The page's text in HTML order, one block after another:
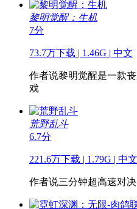
黎明觉醒：生机
7分
73.7万下载 | 1.46G | 中文
作者说黎明觉醒是一款
戏
荒野乱斗
6.7分
221.6万下载 | 1.79G | 中文
作者说三分钟超高速对